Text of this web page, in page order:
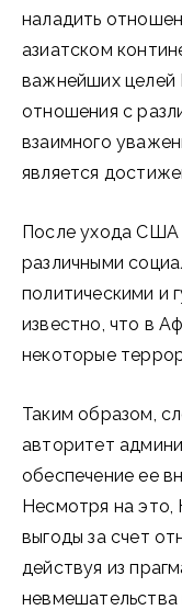
наладить
азиатском
важнейших целей
отношения с
взаимного
является
После ухода США
различными
политическими и
известно, что в
некоторые
Таким образом,
авторитет
обеспечение ее
Несмотря на это,
выгоды за счет
действуя из